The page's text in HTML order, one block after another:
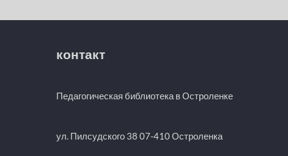
контакт
Педагогическая библиотека в Остроленке
ул. Пилсудского 38 07-410 Остроленка